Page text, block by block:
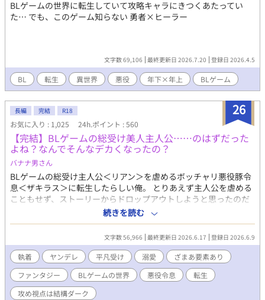
BLゲームの世界に転生していて攻略キャラにきつくあたってい
た… でも、このゲーム知らない 勇者×ヒーラー
文字数 69,106 最終更新日 2026.7.20 登録日 2026.4.5
BL 転生 異世界 悪役 年下×年上 BLゲーム
26
長編 完結 R18
お気に入り : 1,025 24h.ポイント : 560
【完結】BLゲームの総受け美人主人公……のはずだった
よね？なんでそんなデカくなったの？
バナナ男さん
BLゲームの総受け主人公＜リアン＞を虐めるボッチャリ悪役豚令
息＜ザキラス＞に転生したらしい俺。 とりあえず主人公を虐める
こともせず、ストーリーからドロップアウトしようと思ったのだ
が、何故か儚げな美青年になるはずの＜リアン＞がやたらとデカ
く──……？ 元BLゲーム総受けの主人公（のちにやたらデカくな
ってしまった執着＆ヤンデレ系のイケメン）✕ 元ぽっちゃり悪
役令息（のちに普通体型、平凡マイペース男） 主人公視点は、ど
ちらかというとギャクテイストですが、攻め視点はダーク路線な
ので、スカッとハッピーエンドがお好みの方は主人公視点でどう
かページを閉じて下さいεミ(o_□_)o
続きを読む
文字数 56,966 最終更新日 2026.6.17 登録日 2026.6.9
執着 ヤンデレ 平凡受け 溺愛
ざまあ要素あり
ファンタジー
BLゲームの世界 悪役令息
転生
攻め視点は結構ダーク